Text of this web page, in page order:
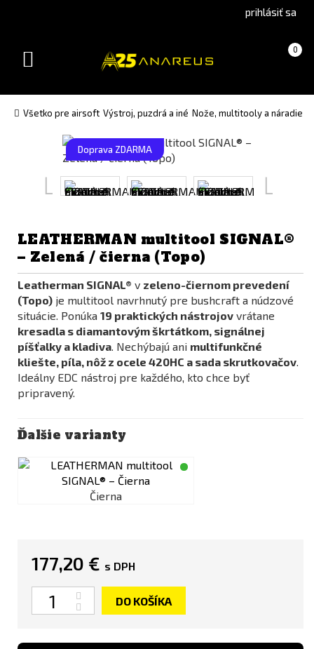
(Czech)version
prihlásiť sa
Košík 0
(prázdny)
Toggle
Všetko pre airsoft Výstroj, puzdrá a iné Nože, multitooly a náradie
Doprava ZDARMA
LEATHERMAN multitool SIGNAL®
– Zelená / čierna (Topo)
Leatherman SIGNAL® v zeleno-čiernom prevedení
(Topo) je multitool navrhnutý pre bushcraft a núdzové
situácie. Ponúka 19 praktických nástrojov vrátane
kresadla s diamantovým škrtátkom, signálnej
píšťalky a kladiva. Nechýbajú ani multifunkčné
kliešte, píla, nôž z ocele 420HC a sada skrutkovačov.
Ideálny EDC nástroj pre každého, kto chce byť
pripravený.
Ďalšie varianty
Čierna
177,20 € s DPH
Množstvo
DO KOŠÍKA